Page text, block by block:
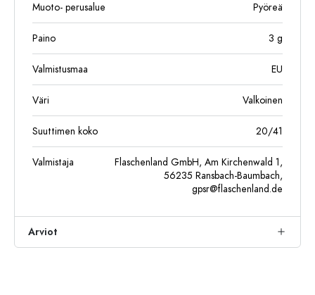
Muoto- perusalue Pyöreä
Paino 3 g
Valmistusmaa EU
Väri Valkoinen
Suuttimen koko 20/41
Valmistaja
Flaschenland GmbH, Am Kirchenwald 1,
56235 Ransbach-Baumbach,
gpsr@flaschenland.de
Arviot